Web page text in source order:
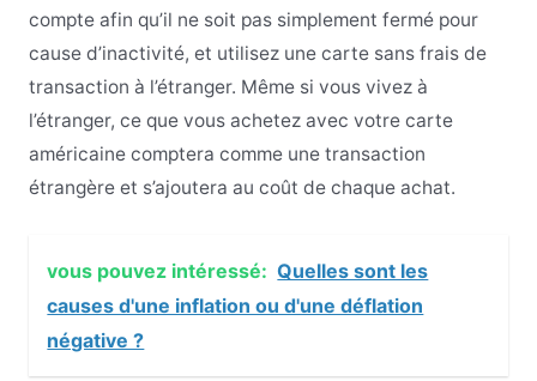
compte afin qu’il ne soit pas simplement fermé pour
cause d’inactivité, et utilisez une carte sans frais de
transaction à l’étranger. Même si vous vivez à
l’étranger, ce que vous achetez avec votre carte
américaine comptera comme une transaction
étrangère et s’ajoutera au coût de chaque achat.
vous pouvez intéressé: Quelles sont les
causes d'une inflation ou d'une déflation
négative ?